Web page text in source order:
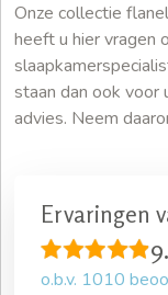
Onze collectie
heeft u hier vragen
staan dan ook voor
advies. Neem
Ervaringen
o.b.v. 1010